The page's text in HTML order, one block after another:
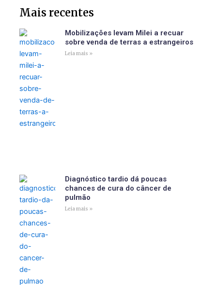
Mais recentes
Mobilizações levam Milei a recuar
sobre venda de terras a estrangeiros
Leia mais »
Diagnóstico tardio dá poucas
chances de cura do câncer de
pulmão
Leia mais »